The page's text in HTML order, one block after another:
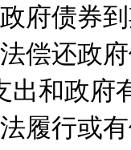
债券到
还政府
出和政府
行或有